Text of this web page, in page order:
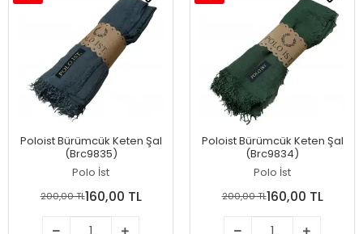
Poloist Bürümcük Keten Şal
(Brc9835)
Polo İst
200,00 TL160,00 TL
Poloist Bürümcük Keten Şal
(Brc9834)
Polo İst
200,00 TL160,00 TL